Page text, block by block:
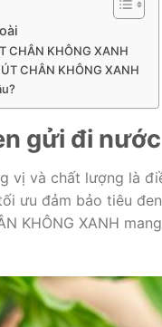
CHÂN KHÔNG XANH
CHÂN KHÔNG XANH
gửi đi
vị và chất lượng là
ưu đảm bảo tiêu
KHÔNG XANH